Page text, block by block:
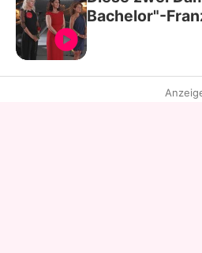
Bachelor"-